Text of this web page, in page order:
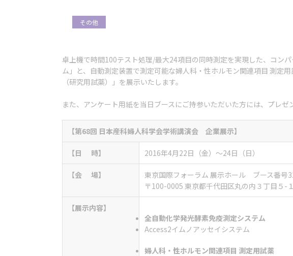
その他
卓上機で時間100テスト処理/最大24項目の同時測定を実現した、コン
ム」と、自動測定装置で測定可能な婦人科・性ホルモン関連項目 測定
（研究用試薬）」を展示いたします。
また、アンケート用紙を当日ブースにご持参いただいた方には、プレゼ
【第68回 日本産科婦人科学会学術講演会 企業展示】
【日 時】 2016年4月22日（金）～24日（日）
【会 場】 東京国際フォーラム 展示ホール ブース番号
〒100-0005 東京都千代田区丸の内３丁目５-１
【展示内容】
全自動化学発光酵素免疫測定システム
Access2イムノアッセイシステム
婦人科・性ホルモン関連項目 測定用試薬